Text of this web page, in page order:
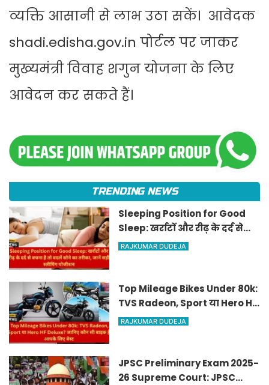
व्यक्ति आसानी से लाभ उठा सकें। आवेदक
shadi.edisha.gov.in पोर्टल पर जाकर
मुख्यमंत्री विवाह शगुन योजना के लिए
आवेदन कर सकते हैं।
TRENDING NEWS
Sleeping Position for Good
Sleep: खर्राटों और रीढ़ के दर्द से
बचना है तो बदलें सोने का तरीका,
RAJKUMAR DUDEJA
Top Mileage Bikes Under 80k:
TVS Radeon, Sport या Hero HF
Deluxe? जानिए कौन सी बाइक है
RAJKUMAR DUDEJA
JPSC Preliminary Exam 2025-
26 Supreme Court: JPSC